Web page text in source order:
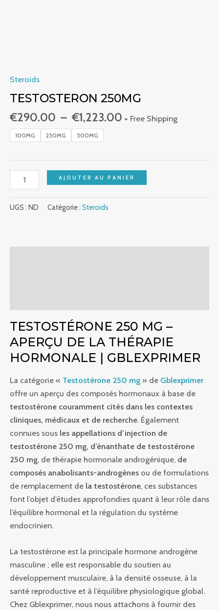
Steroids
TESTOSTERON 250MG
€290.00 – €1,223.00 + Free Shipping
100MG 250MG 500MG
AJOUTER AU PANIER
UGS : ND Catégorie : Steroids
TESTOSTÉRONE 250 MG –
APERÇU DE LA THÉRAPIE
HORMONALE | GBLEXPRIMER
La catégorie « Testostérone 250 mg » de Gblexprimer
offre un aperçu des composés hormonaux à base de
testostérone couramment cités dans les contextes
cliniques, médicaux et de recherche. Également
connues sous les appellations d’injection de
testostérone 250 mg, d’énanthate de testostérone
250 mg, de thérapie hormonale androgénique, de
composés anabolisants-androgènes ou de formulations
de remplacement de la testostérone, ces substances
font l’objet d’études approfondies quant à leur rôle dans
l’équilibre hormonal et la régulation du système
endocrinien.
La testostérone est la principale hormone androgène
masculine ; elle est responsable du soutien au
développement musculaire, à la densité osseuse, à la
santé reproductive et à l’équilibre physiologique global.
Chez Gblexprimer, nous nous attachons à fournir des